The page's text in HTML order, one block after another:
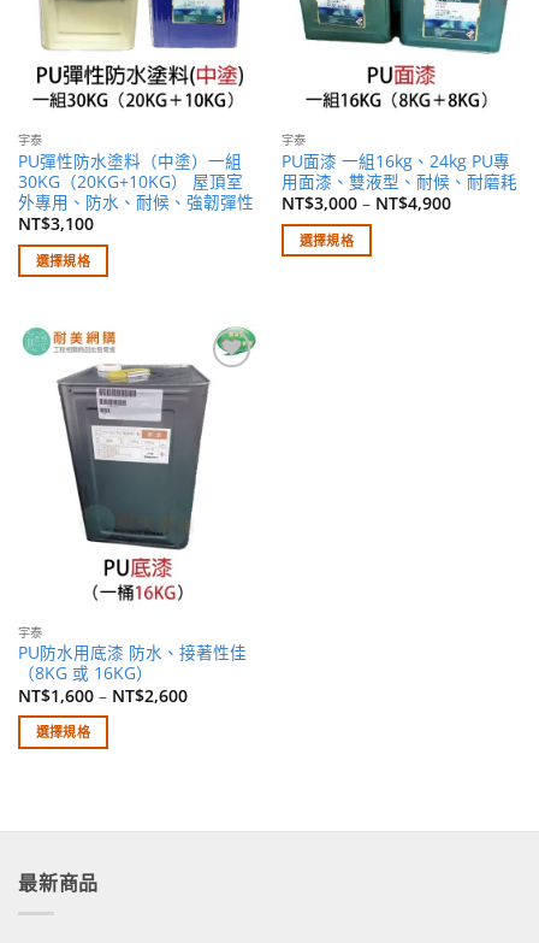
宇泰
PU彈性防水塗料（中塗）一組
30KG（20KG+10KG） 屋頂室
外專用、防水、耐候、強韌彈性
NT$3,100
選擇規格
品
選
擇
選
項
宇泰
PU面漆 一組16kg、24kg PU專
用面漆、雙液型、耐候、耐磨耗
NT$3,000– NT$4,900
選擇規格
宇泰
PU防水用底漆 防水、接著性佳
（8KG 或 16KG）
NT$1,600– NT$2,600
選擇規格
有
種
款
最新商品